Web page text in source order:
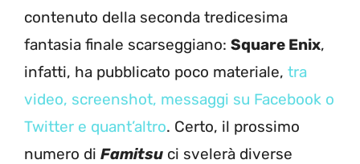
contenuto della seconda tredicesima
fantasia finale scarseggiano: Square Enix,
infatti, ha pubblicato poco materiale, tra
video, screenshot, messaggi su Facebook o
Twitter e quant’altro. Certo, il prossimo
numero di Famitsu ci svelerà diverse